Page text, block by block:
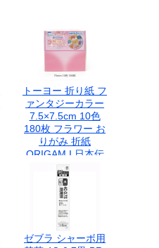
トーヨー 折り紙 フ
ァンタジーカラー
7.5×7.5cm 10色
180枚 フラワー お
りがみ 折紙
ORIGAM I 日本伝
統の遊び 保育園 幼
稚園 小学校 家庭
ゼブラ シャーボ用